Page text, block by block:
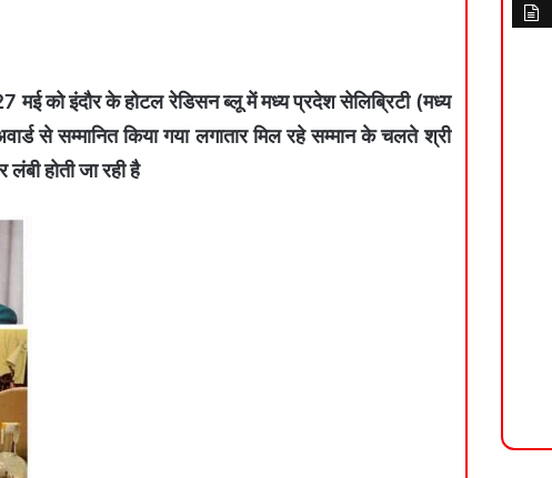
को इंदौर के होटल रेडिसन ब्लू में मध्य प्रदेश सेलिब्रिटी (मध्य
से सम्मानित किया गया लगातार मिल रहे सम्मान के चलते श्री
लंबी होती जा रही है